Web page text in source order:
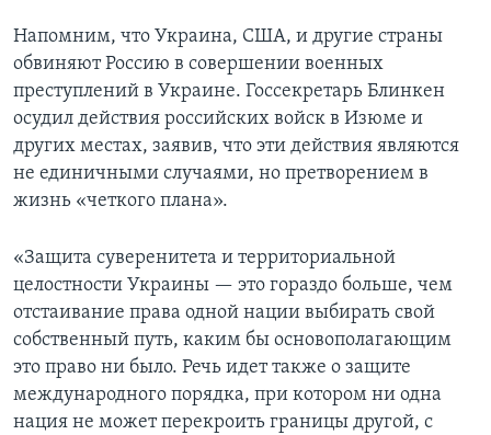
Напомним, что Украина, США, и другие страны
обвиняют Россию в совершении военных
преступлений в Украине. Госсекретарь Блинкен
осудил действия российских войск в Изюме и
других местах, заявив, что эти действия являются
не единичными случаями, но претворением в
жизнь «четкого плана».
«Защита суверенитета и территориальной
целостности Украины — это гораздо больше, чем
отстаивание права одной нации выбирать свой
собственный путь, каким бы основополагающим
это право ни было. Речь идет также о защите
международного порядка, при котором ни одна
нация не может перекроить границы другой, с